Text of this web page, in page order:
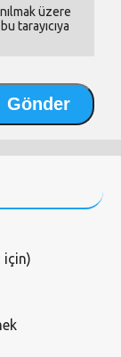
üzere
tarayıcıya
için)